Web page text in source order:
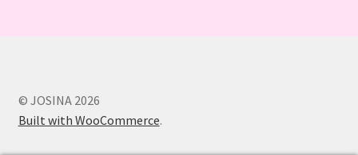
© JOSINA 2026
Built with WooCommerce.